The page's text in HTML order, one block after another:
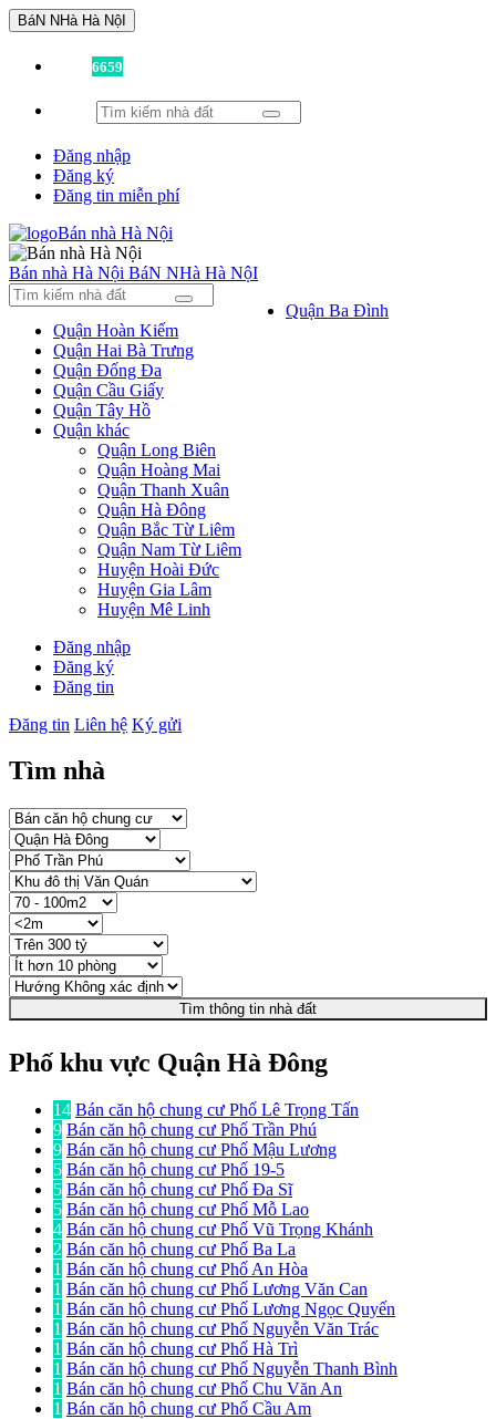
BáN NHà Hà NộI
6659
Đăng nhập
Đăng ký
Đăng tin miễn phí
Bán nhà Hà Nội BáN NHà Hà NộI
Quận Ba Đình
Quận Hoàn Kiếm
Quận Hai Bà Trưng
Quận Đống Đa
Quận Cầu Giấy
Quận Tây Hồ
Quận khác
Quận Long Biên
Quận Hoàng Mai
Quận Thanh Xuân
Quận Hà Đông
Quận Bắc Từ Liêm
Quận Nam Từ Liêm
Huyện Hoài Đức
Huyện Gia Lâm
Huyện Mê Linh
Đăng nhập
Đăng ký
Đăng tin
Đăng tin Liên hệ Ký gửi
Tìm nhà
Tìm thông tin nhà đất
Phố khu vực Quận Hà Đông
14 Bán căn hộ chung cư Phố Lê Trọng Tấn
9 Bán căn hộ chung cư Phố Trần Phú
9 Bán căn hộ chung cư Phố Mậu Lương
5 Bán căn hộ chung cư Phố 19-5
5 Bán căn hộ chung cư Phố Đa Sĩ
5 Bán căn hộ chung cư Phố Mỗ Lao
4 Bán căn hộ chung cư Phố Vũ Trọng Khánh
2 Bán căn hộ chung cư Phố Ba La
1 Bán căn hộ chung cư Phố An Hòa
1 Bán căn hộ chung cư Phố Lương Văn Can
1 Bán căn hộ chung cư Phố Lương Ngọc Quyến
1 Bán căn hộ chung cư Phố Nguyễn Văn Trác
1 Bán căn hộ chung cư Phố Hà Trì
1 Bán căn hộ chung cư Phố Nguyễn Thanh Bình
1 Bán căn hộ chung cư Phố Chu Văn An
1 Bán căn hộ chung cư Phố Cầu Am